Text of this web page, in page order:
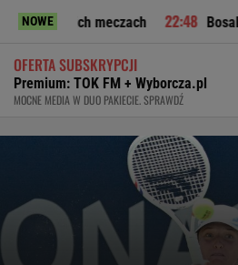
NOWE Bosak o planie PiS
OFERTA SUBSKRYPCJI
Premium: TOK FM + Wyborcza.pl
MOCNE MEDIA W DUO PAKIECIE. SPRAWDŹ